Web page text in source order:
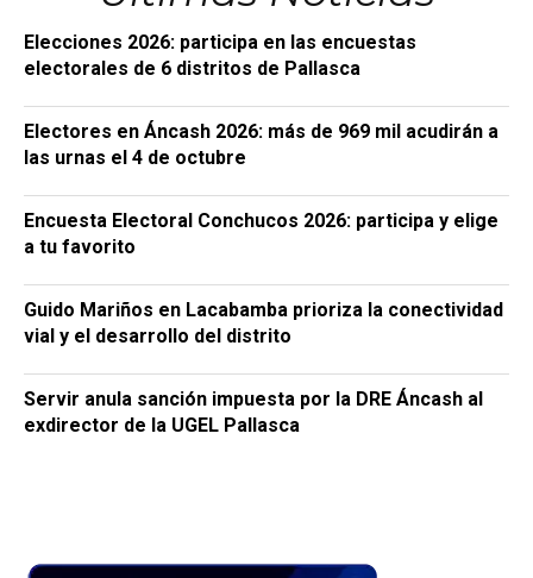
Elecciones 2026: participa en las encuestas
electorales de 6 distritos de Pallasca
Electores en Áncash 2026: más de 969 mil acudirán a
las urnas el 4 de octubre
Encuesta Electoral Conchucos 2026: participa y elige
a tu favorito
Guido Mariños en Lacabamba prioriza la conectividad
vial y el desarrollo del distrito
Servir anula sanción impuesta por la DRE Áncash al
exdirector de la UGEL Pallasca